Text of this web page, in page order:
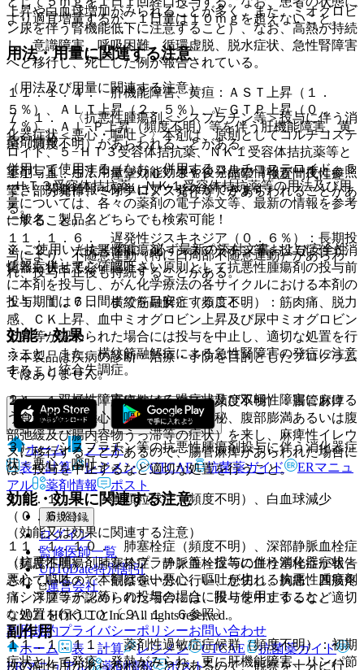
上昇や白血球増加がみられることが多く、また、ミオグロビ
ン尿を伴う腎機能低下に注意すること）、なお、高熱が持続
し、意識障害、呼吸困難、循環虚脱、脱水症状、急性腎障害
へと移行し、死亡した例が報告されている。
１１．１．４． 肝機能障害、黄疸：ＡＳＴ上昇（１．
５％）、ＡＬＴ上昇（２．５％）、γ−ＧＴＰ上昇（０．
７％）、Ａｌ−Ｐ上昇（頻度不明）等を伴う肝機能障害、黄
疸（頻度不明）があらわれることがある。
１１．１．５． 痙攣（０．３％）：痙攣（強直間代性痙
攣、部分発作、ミオクロヌス発作等）があらわれることがあ
る。
１１．１．６． 遅発性ジスキネジア（０．６％）：長期投
与により、不随意運動（特に口周部不随意運動）があらわ
れ、投与中止後も持続することがある。
１１．１．７． 横紋筋融解症（頻度不明）：筋肉痛、脱力
感、ＣＫ上昇、血中ミオグロビン上昇及び尿中ミオグロビン
上昇等が認められた場合には投与を中止し、適切な処置を行
うこと。また、横紋筋融解症による急性腎障害の発症に注意
すること。
１１．１．８． 麻痺性イレウス（頻度不明）：腸管麻痺
（食欲不振、悪心・嘔吐、著しい便秘、腹部膨満あるいは腹
部弛緩及び腸内容物うっ滞等の症状）を来し、麻痺性イレウ
スに移行することがあるので、腸管麻痺があらわれた場合に
は、投与を中止するなど適切な処置を行うこと。
１１．１．９． 無顆粒球症（頻度不明）、白血球減少
（０．６％）。
１１．１．１０． 肺塞栓症（頻度不明）、深部静脈血栓症
（頻度不明）：肺塞栓症、静脈血栓症等の血栓塞栓症が報告
されているので、観察を十分に行い、息切れ、胸痛、四肢疼
痛、浮腫等が認められた場合には、投与を中止するなど適切
な処置を行うこと〔９．１．６参照〕。
１１．１．１１． 薬剤性過敏症症候群（頻度不明）：初期
症状として発疹、発熱がみられ、更に肝機能障害、リンパ節
より適宜増量するが、１日量は１０ｍｇを超えないこと。
用法・用量に関連する注意
（用法及び用量に関連する注意）
７．１． 〈抗悪性腫瘍剤＜シスプラチン等＞投与に伴う消
化器症状＜悪心・嘔吐＞〉本剤は、原則としてコルチコステ
ロイド、５−ＨＴ３受容体拮抗薬、ＮＫ１受容体拮抗薬等と
併用して使用する（なお、併用するコルチコステロイド、５
−ＨＴ３受容体拮抗薬、ＮＫ１受容体拮抗薬等の用法及び用
量については、各々の薬剤の電子添文等、最新の情報を参考
にすること）。
７．２． 〈抗悪性腫瘍剤＜シスプラチン等＞投与に伴う消
化器症状＜悪心・嘔吐＞〉原則として抗悪性腫瘍剤の投与前
に本剤を投与し、がん化学療法の各サイクルにおける本剤の
投与期間は６日間までを目安とすること。
効能・効果
１）． 統合失調症。
２）． 双極性障害における躁症状及び双極性障害における
うつ症状の改善。
３）． シスプラチン等の抗悪性腫瘍剤投与に伴う消化器症
状＜悪心・嘔吐＞。
効能・効果に関連する注意
（効能又は効果に関連する注意）
〈抗悪性腫瘍剤＜シスプラチン等＞投与に伴う消化器症状＜
悪心・嘔吐＞〉本剤は強い悪心、嘔吐が生じる抗悪性腫瘍剤
（シスプラチン等）の投与の場合に限り使用すること。
副作用
次の副作用があらわれることがあるので、観察を十分に行
薬剤情報
薬剤写真、用法用量、効能効果や後発品の情報が一度に参照
でき、関連情報へ簡単にアクセスができます。
一般名、製品名どちらでも検索可能！
※ ご使用いただく際に、必ず最新の添付文書および安全性
情報も併せてご確認下さい。
※本製品は疾病の診断・治療・予防を目的としたプログラム
ではありません。
ホーム
ノート
表・計算
レジメン CTCAE 抗菌薬ガイド
ERマニュ
アル
薬剤情報 ポスト
新規登録
ログイン
監修医師一覧
UpToDate特別割引
運営会社
© 2021 HOKUTO Inc. All rights reserved.
利用規約プライバシーポリシーお問い合わせ
ホーム
表・計算 レジメン CTCAE
抗菌薬ガイド
ERマニュアル
薬剤情報 ポスト